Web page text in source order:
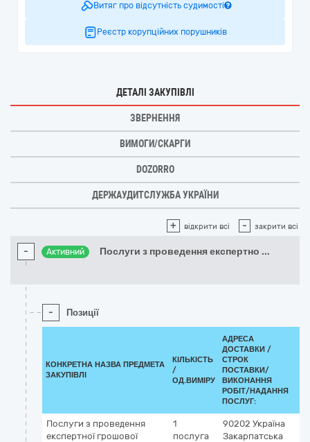
Витяг про відсутність судимості
Реєстр корупційних порушників
ДЕТАЛІ ЗАКУПІВЛІ
ЗВЕРНЕННЯ
ВИМОГИ/СКАРГИ
DOZORRO
ДЕРЖАУДИТСЛУЖБА УКРАЇНИ
+ відкрити всі - закрити всі
- Активний Послуги з проведення експертно ...
- Позиції
КОНКРЕТНА НАЗВА ПРЕДМЕТА
ЗАКУПІВЛІ
КІЛЬКІСТЬ
/
ОД.ВИМІРУ
АДРЕСА
ДОСТАВКИ /
СТРОК
ПОСТАВКИ/
ВИКОНАННЯ
РОБІТ/НАДАННЯ
ПОСЛУГ:
Послуги з проведення
експертної грошової
1
послуга
90202 Україна
Закарпатська